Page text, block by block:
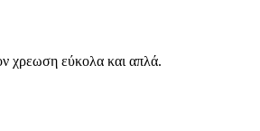
χρεωση εύκολα και απλά.